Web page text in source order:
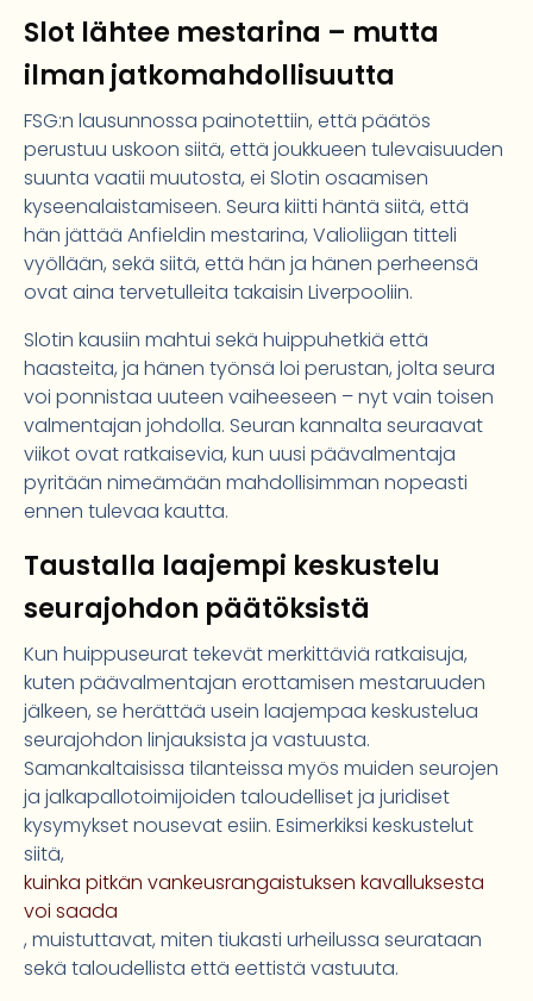
Slot lähtee mestarina – mutta
ilman jatkomahdollisuutta
FSG:n lausunnossa painotettiin, että päätös
perustuu uskoon siitä, että joukkueen tulevaisuuden
suunta vaatii muutosta, ei Slotin osaamisen
kyseenalaistamiseen. Seura kiitti häntä siitä, että
hän jättää Anfieldin mestarina, Valioliigan titteli
vyöllään, sekä siitä, että hän ja hänen perheensä
ovat aina tervetulleita takaisin Liverpooliin.
Slotin kausiin mahtui sekä huippuhetkiä että
haasteita, ja hänen työnsä loi perustan, jolta seura
voi ponnistaa uuteen vaiheeseen – nyt vain toisen
valmentajan johdolla. Seuran kannalta seuraavat
viikot ovat ratkaisevia, kun uusi päävalmentaja
pyritään nimeämään mahdollisimman nopeasti
ennen tulevaa kautta.
Taustalla laajempi keskustelu
seurajohdon päätöksistä
Kun huippuseurat tekevät merkittäviä ratkaisuja,
kuten päävalmentajan erottamisen mestaruuden
jälkeen, se herättää usein laajempaa keskustelua
seurajohdon linjauksista ja vastuusta.
Samankaltaisissa tilanteissa myös muiden seurojen
ja jalkapallotoimijoiden taloudelliset ja juridiset
kysymykset nousevat esiin. Esimerkiksi keskustelut
siitä,
kuinka pitkän vankeusrangaistuksen kavalluksesta
voi saada
, muistuttavat, miten tiukasti urheilussa seurataan
sekä taloudellista että eettistä vastuuta.